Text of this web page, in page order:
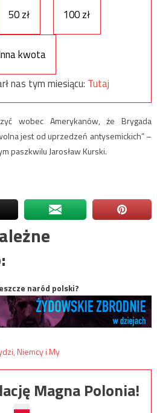
50 zł 100 zł
kwota
nas tym miesiącu: Tutaj
wobec Amerykanów, że Brygada
jest od uprzedzeń antysemickich” –
paszkwilu Jarosław Kurski.
naród polski?
Magna Polonia!